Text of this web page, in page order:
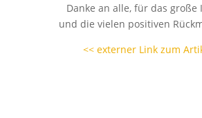
Danke an alle, für das große
und die vielen positiven
<< externer Link zum